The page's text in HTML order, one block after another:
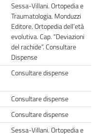
Sessa-Villani. Ortopedia e
Traumatologia. Monduzzi
Editore. Ortopedia dell’età
evolutiva. Cap. “Deviazioni
del rachide”. Consultare
Dispense
Consultare dispense
Consultare dispense
Consultare dispense
Sessa-Villani. Ortopedia e